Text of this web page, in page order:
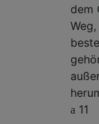
dem
11